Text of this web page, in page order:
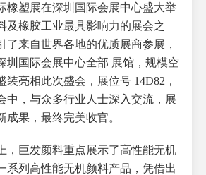
橡塑展在深圳国际会展中心盛大举
及橡胶工业最具影响力的展会之
了来自世界各地的优质展商参展，
圳国际会展中心全部 展馆，规模空
装亮相此次盛会，展位号 14D82，
中，与众多行业人士深入交流，展
成果，最终完美收官。
，巨发颜料重点展示了高性能无机
系列高性能无机颜料产品，凭借出